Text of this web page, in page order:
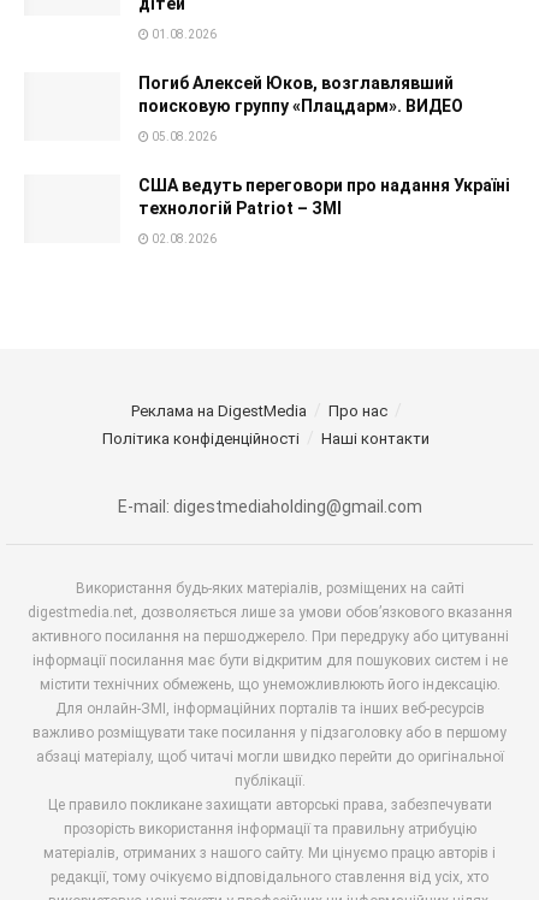
01.08.2026
Погиб Алексей Юков, возглавлявший
поисковую группу «Плацдарм». ВИДЕО
05.08.2026
США ведуть переговори про надання Україні
технологій Patriot – ЗМІ
02.08.2026
Реклама на DigestMedia
Про нас
Політика конфіденційності
Наші контакти
E-mail: digestmediaholding@gmail.com
Використання будь-яких матеріалів, розміщених на сайті
digestmedia.net, дозволяється лише за умови обов’язкового вказання
активного посилання на першоджерело. При передруку або цитуванні
інформації посилання має бути відкритим для пошукових систем і не
містити технічних обмежень, що унеможливлюють його індексацію.
Для онлайн-ЗМІ, інформаційних порталів та інших веб-ресурсів
важливо розміщувати таке посилання у підзаголовку або в першому
абзаці матеріалу, щоб читачі могли швидко перейти до оригінальної
публікації.
Це правило покликане захищати авторські права, забезпечувати
прозорість використання інформації та правильну атрибуцію
матеріалів, отриманих з нашого сайту. Ми цінуємо працю авторів і
редакції, тому очікуємо відповідального ставлення від усіх, хто